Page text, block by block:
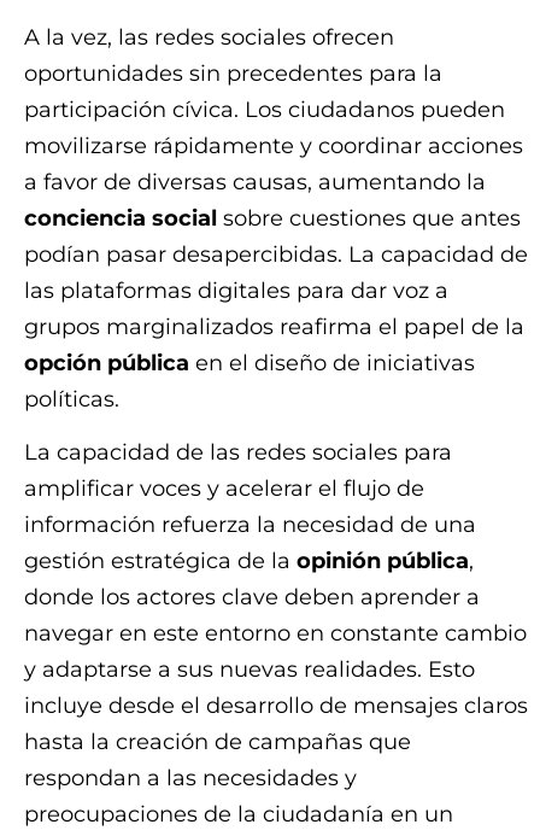
A la vez, las redes sociales ofrecen
oportunidades sin precedentes para la
participación cívica. Los ciudadanos pueden
movilizarse rápidamente y coordinar acciones
a favor de diversas causas, aumentando la
conciencia social sobre cuestiones que antes
podían pasar desapercibidas. La capacidad de
las plataformas digitales para dar voz a
grupos marginalizados reafirma el papel de la
opción pública en el diseño de iniciativas
políticas.
La capacidad de las redes sociales para
amplificar voces y acelerar el flujo de
información refuerza la necesidad de una
gestión estratégica de la opinión pública,
donde los actores clave deben aprender a
navegar en este entorno en constante cambio
y adaptarse a sus nuevas realidades. Esto
incluye desde el desarrollo de mensajes claros
hasta la creación de campañas que
respondan a las necesidades y
preocupaciones de la ciudadanía en un